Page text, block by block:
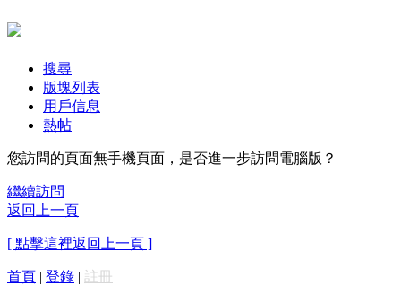
搜尋
版塊列表
用戶信息
熱帖
您訪問的頁面無手機頁面，是否進一步訪問電腦版？
繼續訪問
返回上一頁
[ 點擊這裡返回上一頁 ]
首頁 | 登錄 | 註冊